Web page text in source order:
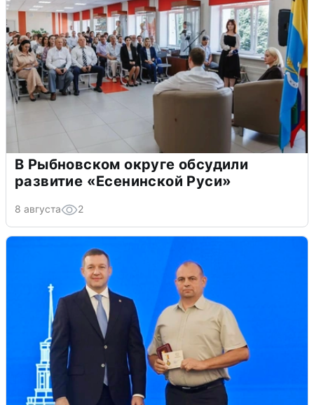
В Рыбновском округе обсудили
развитие «Есенинской Руси»
8 августа 2